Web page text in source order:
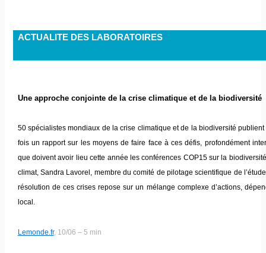
ACTUALITE DES LABORATOIRES
Une approche conjointe de la crise climatique et de la biodiversité
50 spécialistes mondiaux de la crise climatique et de la biodiversité
fois un rapport sur les moyens de faire face à ces défis, profondément
que doivent avoir lieu cette année les conférences COP15 sur la
climat, Sandra Lavorel, membre du comité de pilotage scientifique de
résolution de ces crises repose sur un mélange complexe d’actions,
local.
Lemonde.fr, 10/06 – 5 min